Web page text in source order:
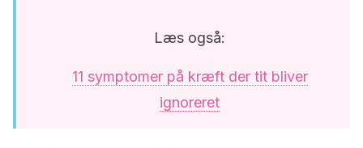
Læs også:
11 symptomer på kræft der tit bliver
ignoreret